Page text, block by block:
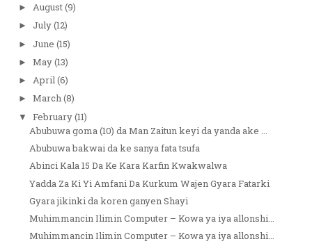
► August(9)
► July(12)
► June (15)
► May(13)
► April(6)
► March(8)
▼ February(11)
Abubuwa goma (10) da Man Zaitun keyi da yanda ake ...
Abubuwa bakwai da ke sanya fata tsufa
Abinci Kala 15 Da Ke Kara Karfin Kwakwalwa
Yadda Za Ki Yi Amfani Da Kurkum Wajen Gyara Fatarki
Gyara jikinki da koren ganyen Shayi
Muhimmancin Ilimin Computer – Kowa ya iya allonshi...
Muhimmancin Ilimin Computer – Kowa ya iya allonshi...